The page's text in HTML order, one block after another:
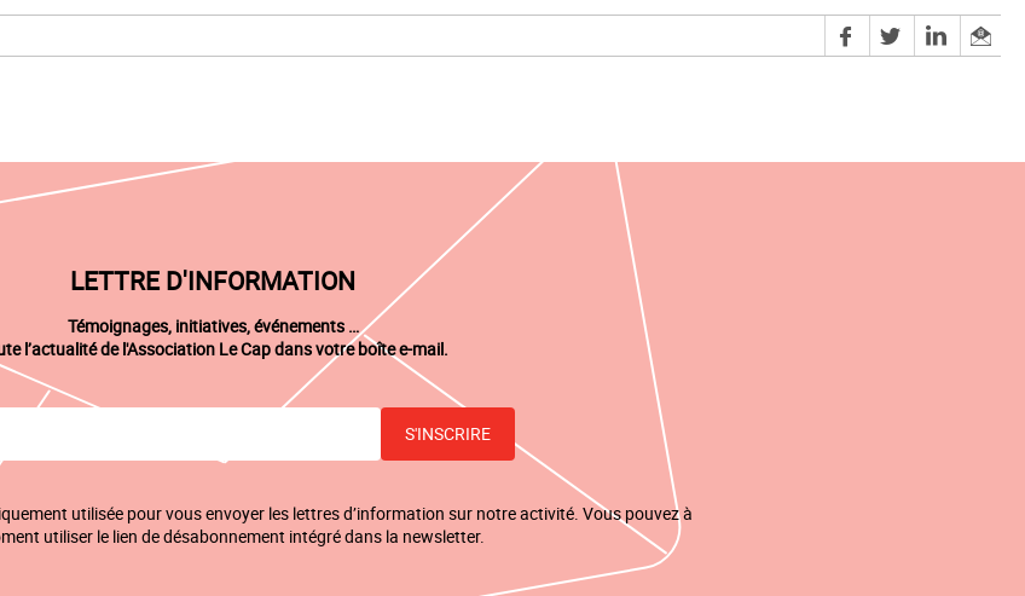
LETTRE D'INFORMATION
Témoignages, initiatives, événements …
l’actualité de l'Association Le Cap dans votre boîte e-mail.
utilisée pour vous envoyer les lettres d’information sur notre activité. Vous pouvez à
utiliser le lien de désabonnement intégré dans la newsletter.